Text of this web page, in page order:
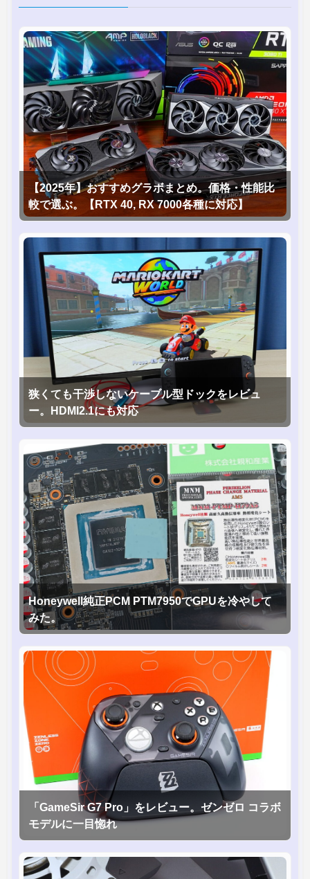
【2025年】おすすめグラボまとめ。価格・性能比
較で選ぶ。【RTX 40, RX 7000各種に対応】
狭くても干渉しないケーブル型ドックをレビュ
ー。HDMI2.1にも対応
Honeywell純正PCM PTM7950でGPUを冷やして
みた。
「GameSir G7 Pro」をレビュー。ゼンゼロ コラボ
モデルに一目惚れ